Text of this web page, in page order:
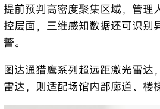
提前预判高密度聚集区域，管理
控层面，三维感知数据还可识别
警。
图达通猎鹰系列超远距激光雷
雷达，则适配场馆内部廊道、楼